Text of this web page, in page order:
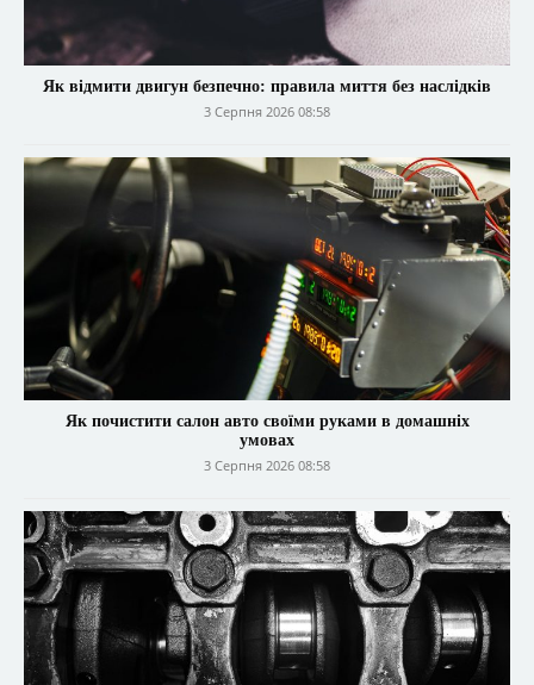
Як відмити двигун безпечно: правила миття без наслідків
3 Серпня 2026 08:58
Як почистити салон авто своїми руками в домашніх
умовах
3 Серпня 2026 08:58